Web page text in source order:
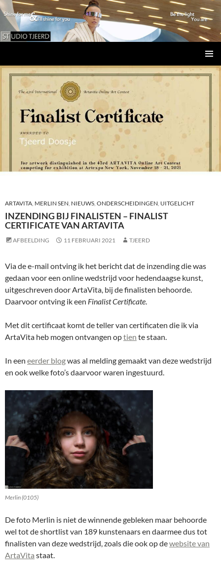
MENU
NAAR
INHOUD
ARTAVITA, MERLIN SEN, NIEUWS, ONDERSCHEIDINGEN, UITGELICHT
INZENDING BIJ FINALISTEN – FINALIST
CERTIFICATE VAN ARTAVITA
AFBEELDING 11 FEBRUARI 2021 TJEERD
Via de e-mail ontving ik het bericht dat de inzending die was
gedaan voor een online wedstrijd voor hedendaagse kunst,
uitgeschreven door ArtaVita, bij de finalisten behoorde.
Daarvoor ontving ik een Finalist Certificate.
Met dit certificaat komt de teller van certificaten die ik via
ArtaVita heb mogen ontvangen optien te staan.
In een eerder blogwas al melding gemaakt van deze wedstrijd
en ook welke foto’s daarvoor waren ingestuurd.
Merlin (0105)
De foto Merlin is niet de winnende gebleken maar behoorde
wel tot de shortlist van 189 kunstenaars en daarmee dus tot
finalisten van deze wedstrijd, zoals die ook op dewebsite van
ArtaVita staat.